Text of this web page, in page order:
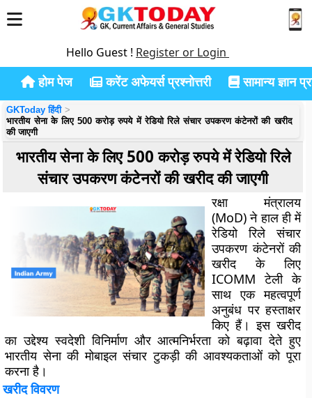
Hello Guest ! Register or Login
होम पेज करेंट अफेयर्स प्रश्नोत्तरी सामान्य ज्ञान
GKToday हिंदी
भारतीय सेना के लिए 500 करोड़ रुपये में रेडियो रिले संचार उपकरण कंटेनरों की खरीद
की जाएगी
भारतीय सेना के लिए 500 करोड़ रुपये में रेडियो रिले
संचार उपकरण कंटेनरों की खरीद की जाएगी
रक्षा मंत्रालय
(MoD) ने हाल ही में
रेडियो रिले संचार
उपकरण कंटेनरों की
खरीद के लिए
ICOMM टेली के
साथ एक महत्वपूर्ण
अनुबंध पर हस्ताक्षर
किए हैं। इस खरीद
का उद्देश्य स्वदेशी विनिर्माण और आत्मनिर्भरता को बढ़ावा देते हुए
भारतीय सेना की मोबाइल संचार टुकड़ी की आवश्यकताओं को पूरा
करना है।
खरीद विवरण